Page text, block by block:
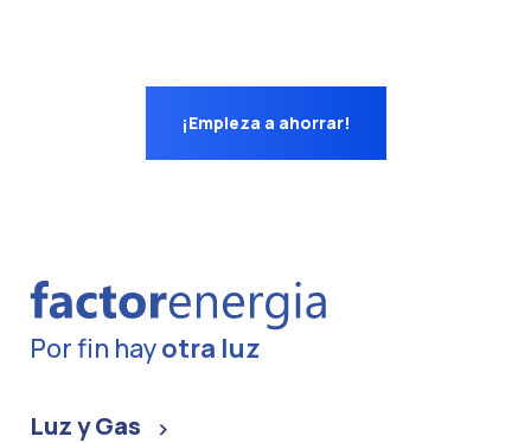
¡Empieza a ahorrar!
Por fin hayotra luz
Luz y Gas